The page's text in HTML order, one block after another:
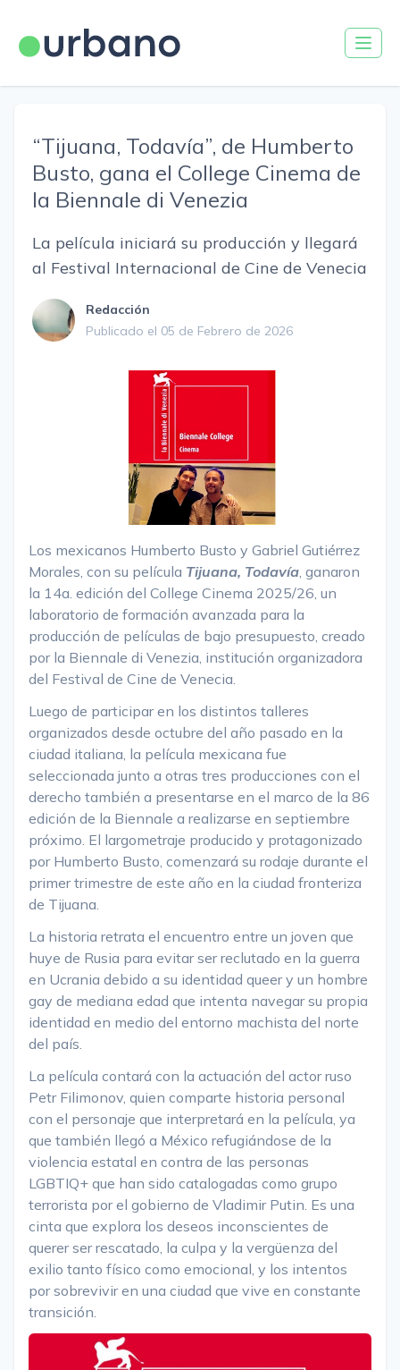
“Tijuana, Todavía”, de Humberto
Busto, gana el College Cinema de
la Biennale di Venezia
La película iniciará su producción y llegará
al Festival Internacional de Cine de Venecia
Redacción
Publicado el 05 de Febrero de 2026
Los mexicanos Humberto Busto y Gabriel Gutiérrez
Morales, con su película Tijuana, Todavía , ganaron
la 14a. edición del College Cinema 2025/26, un
laboratorio de formación avanzada para la
producción de películas de bajo presupuesto, creado
por la Biennale di Venezia, institución organizadora
del Festival de Cine de Venecia.
Luego de participar en los distintos talleres
organizados desde octubre del año pasado en la
ciudad italiana, la película mexicana fue
seleccionada junto a otras tres producciones con el
derecho también a presentarse en el marco de la 86
edición de la Biennale a realizarse en septiembre
próximo. El largometraje producido y protagonizado
por Humberto Busto, comenzará su rodaje durante el
primer trimestre de este año en la ciudad fronteriza
de Tijuana.
La historia retrata el encuentro entre un joven que
huye de Rusia para evitar ser reclutado en la guerra
en Ucrania debido a su identidad queer y un hombre
gay de mediana edad que intenta navegar su propia
identidad en medio del entorno machista del norte
del país.
La película contará con la actuación del actor ruso
Petr Filimonov, quien comparte historia personal
con el personaje que interpretará en la película, ya
que también llegó a México refugiándose de la
violencia estatal en contra de las personas
LGBTIQ+ que han sido catalogadas como grupo
terrorista por el gobierno de Vladimir Putin. Es una
cinta que explora los deseos inconscientes de
querer ser rescatado, la culpa y la vergüenza del
exilio tanto físico como emocional, y los intentos
por sobrevivir en una ciudad que vive en constante
transición.